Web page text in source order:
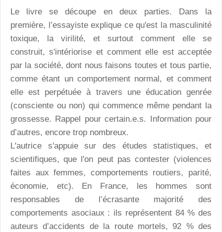
Le livre se découpe en deux parties. Dans la
première, l’essayiste explique ce qu'est la masculinité
toxique, la virilité, et surtout comment elle se
construit, s'intériorise et comment elle est acceptée
par la société, dont nous faisons toutes et tous partie,
comme étant un comportement normal, et comment
elle est perpétuée à travers une éducation genrée
(consciente ou non) qui commence même pendant la
grossesse. Rappel pour certain.e.s. Information pour
d’autres, encore trop nombreux.
L'autrice s'appuie sur des études statistiques, et
scientifiques, que l'on peut pas contester (violences
faites aux femmes, comportements routiers, parité,
économie, etc). En France, les hommes sont
responsables de l’écrasante majorité des
comportements asociaux : ils représentent 84 % des
auteurs d’accidents de la route mortels, 92 % des